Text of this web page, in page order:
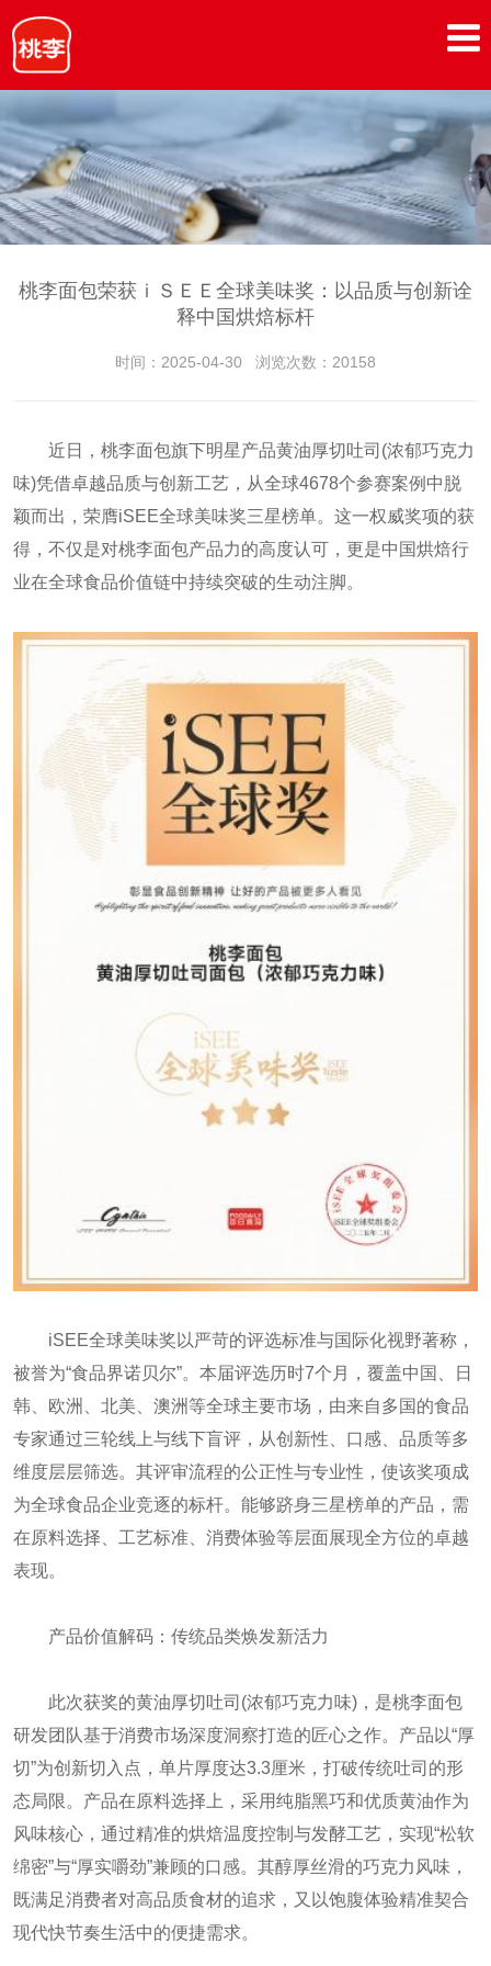
桃李面包荣获ｉＳＥＥ全球美味奖：以品质与创新诠
释中国烘焙标杆
时间：2025-04-30 浏览次数：20158
近日，桃李面包旗下明星产品黄油厚切吐司(浓郁巧克力
味)凭借卓越品质与创新工艺，从全球4678个参赛案例中脱
颖而出，荣膺iSEE全球美味奖三星榜单。这一权威奖项的获
得，不仅是对桃李面包产品力的高度认可，更是中国烘焙行
业在全球食品价值链中持续突破的生动注脚。
iSEE全球美味奖以严苛的评选标准与国际化视野著称，
被誉为“食品界诺贝尔”。本届评选历时7个月，覆盖中国、日
韩、欧洲、北美、澳洲等全球主要市场，由来自多国的食品
专家通过三轮线上与线下盲评，从创新性、口感、品质等多
维度层层筛选。其评审流程的公正性与专业性，使该奖项成
为全球食品企业竞逐的标杆。能够跻身三星榜单的产品，需
在原料选择、工艺标准、消费体验等层面展现全方位的卓越
表现。
产品价值解码：传统品类焕发新活力
此次获奖的黄油厚切吐司(浓郁巧克力味)，是桃李面包
研发团队基于消费市场深度洞察打造的匠心之作。产品以“厚
切”为创新切入点，单片厚度达3.3厘米，打破传统吐司的形
态局限。产品在原料选择上，采用纯脂黑巧和优质黄油作为
风味核心，通过精准的烘焙温度控制与发酵工艺，实现“松软
绵密”与“厚实嚼劲”兼顾的口感。其醇厚丝滑的巧克力风味，
既满足消费者对高品质食材的追求，又以饱腹体验精准契合
现代快节奏生活中的便捷需求。